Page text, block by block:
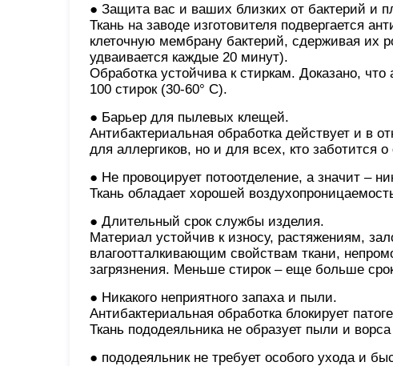
● Защита вас и ваших близких от бактерий и
Ткань на заводе изготовителя подвергается
клеточную мембрану бактерий, сдерживая их
удваивается каждые 20 минут).
Обработка устойчива к стиркам. Доказано,
100 стирок (30-60° С).
● Барьер для пылевых клещей.
Антибактериальная обработка действует и в
для аллергиков, но и для всех, кто заботится
● Не провоцирует потоотделение, а значит –
Ткань обладает хорошей
● Длительный срок службы изделия.
Материал устойчив к износу, растяжениям,
влагоотталкивающим свойствам ткани,
загрязнения. Меньше стирок – еще больше
● Никакого неприятного запаха и пыли.
Антибактериальная обработка блокирует
Ткань пододеяльника не образует пыли и
● пододеяльник не требует особого ухода и